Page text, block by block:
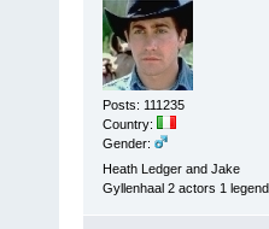
Posts: 111235
Country:
Gender:
Heath Ledger and Jake
Gyllenhaal 2 actors 1 legend